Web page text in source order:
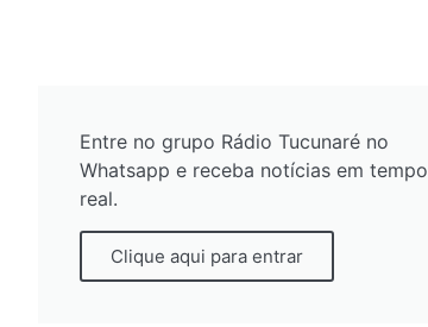
Entre no grupo Rádio Tucunaré no
Whatsapp e receba notícias em tempo
real.
Clique aqui para entrar